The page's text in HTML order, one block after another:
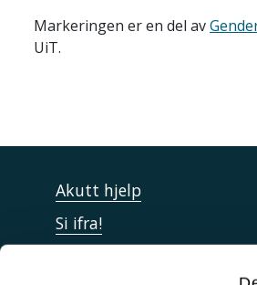
Markeringen er en del av
UiT.
Akutt hjelp
Si ifra!